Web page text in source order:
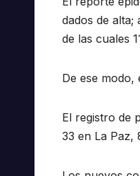
dados de alta;
de las cuales
De ese modo,
El registro de
33 en La Paz,